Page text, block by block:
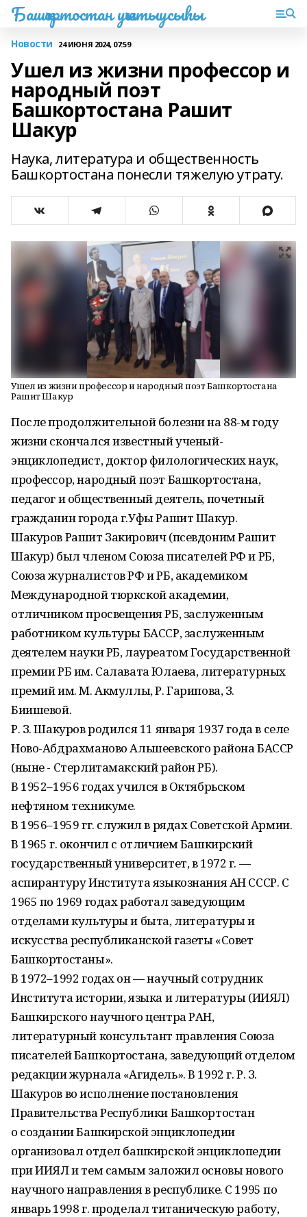
Башҡортостан уҡытыусыһы
Новости 24 ИЮНЯ 2024, 07:59
Ушел из жизни профессор и
народный поэт
Башкортостана Рашит
Шакур
Наука, литература и общественность
Башкортостана понесли тяжелую утрату.
Ушел из жизни профессор и народный поэт Башкортостана
Рашит Шакур
После продолжительной болезни на 88-м году
жизни скончался известный ученый-
энциклопедист, доктор филологических наук,
профессор, народный поэт Башкортостана,
педагог и общественный деятель, почетный
гражданин города г.Уфы Рашит Шакур.
Шакуров Рашит Закирович (псевдоним Рашит
Шакур) был членом Союза писателей РФ и РБ,
Союза журналистов РФ и РБ, академиком
Международной тюркской академии,
отличником просвещения РБ, заслуженным
работником культуры БАССР, заслуженным
деятелем науки РБ, лауреатом Государственной
премии РБ им. Салавата Юлаева, литературных
премий им. М. Акмуллы, Р. Гарипова, З.
Биишевой.
Р. З. Шакуров родился 11 января 1937 года в селе
Ново-Абдрахманово Альшеевского района БАССР
(ныне - Стерлитамакский район РБ).
В 1952–1956 годах учился в Октябрьском
нефтяном техникуме.
В 1956–1959 гг. служил в рядах Советской Армии.
В 1965 г. окончил с отличием Башкирский
государственный университет, в 1972 г. —
аспирантуру Института языкознания АН СССР. С
1965 по 1969 годах работал заведующим
отделами культуры и быта, литературы и
искусства республиканской газеты «Совет
Башкортостаны».
В 1972–1992 годах он — научный сотрудник
Института истории, языка и литературы (ИИЯЛ)
Башкирского научного центра РАН,
литературный консультант правления Союза
писателей Башкортостана, заведующий отделом
редакции журнала «Агидель». В 1992 г. Р. З.
Шакуров во исполнение постановления
Правительства Республики Башкортостан
о создании Башкирской энциклопедии
организовал отдел башкирской энциклопедии
при ИИЯЛ и тем самым заложил основы нового
научного направления в республике. С 1995 по
январь 1998 г. проделал титаническую работу,